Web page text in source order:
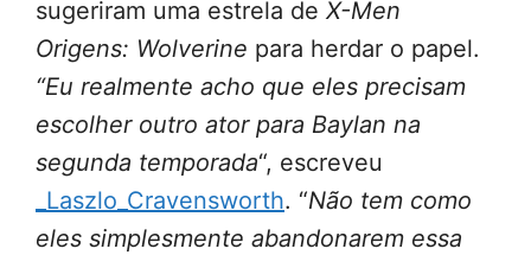
sugeriram uma estrela de X-Men
Origens: Wolverine para herdar o papel.
“Eu realmente acho que eles precisam
escolher outro ator para Baylan na
segunda temporada“, escreveu
_Laszlo_Cravensworth. “Não tem como
eles simplesmente abandonarem essa